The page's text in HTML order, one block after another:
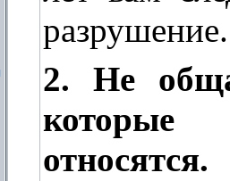
разрушение.
2. Не
относятся.